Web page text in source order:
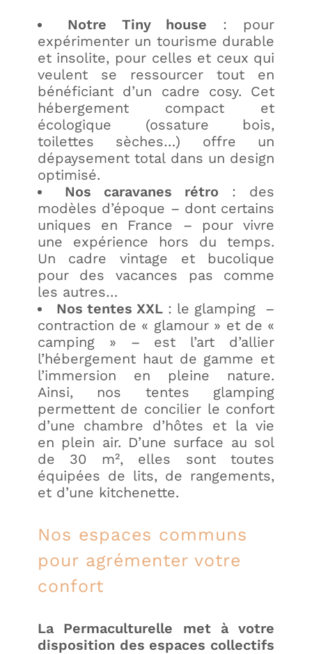
Notre Tiny house : pour
expérimenter un tourisme durable
et insolite, pour celles et ceux qui
veulent se ressourcer tout en
bénéficiant d’un cadre cosy. Cet
hébergement compact et
écologique (ossature bois,
toilettes sèches…) offre un
dépaysement total dans un design
optimisé.
Nos caravanes rétro : des
modèles d’époque – dont certains
uniques en France – pour vivre
une expérience hors du temps.
Un cadre vintage et bucolique
pour des vacances pas comme
les autres…
Nos tentes XXL: le glamping –
contraction de « glamour » et de «
camping » – est l’art d’allier
l’hébergement haut de gamme et
l’immersion en pleine nature.
Ainsi, nos tentes glamping
permettent de concilier le confort
d’une chambre d’hôtes et la vie
en plein air. D’une surface au sol
de 30 m², elles sont toutes
équipées de lits, de rangements,
et d’une kitchenette.
Nos espaces communs
pour agrémenter votre
confort
La Permaculturelle met à votre
disposition des espaces collectifs